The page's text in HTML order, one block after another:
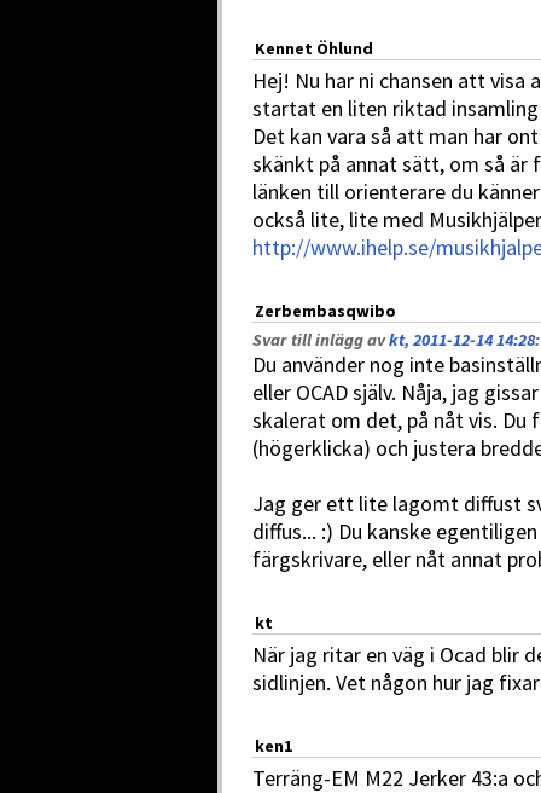
Kennet Öhlund
Hej! Nu har ni chansen att
startat en liten riktad insamling
Det kan vara så att man har
skänkt på annat sätt, om så är
länken till orienterare du
också lite, lite med
http://www.ihelp.se/
Zerbembasqwibo
Svar till inlägg avkt, 2011-12-14 14:28:
Du använder nog inte
eller OCAD själv. Nåja, jag
skalerat om det, på nåt vis.
(högerklicka) och justera
Jag ger ett lite lagomt diffust
diffus... :) Du kanske
färgskrivare, eller nåt annat
kt
När jag ritar en väg i Ocad blir
sidlinjen. Vet någon hur jag
ken1
Terräng-EM M22 Jerker 43:a